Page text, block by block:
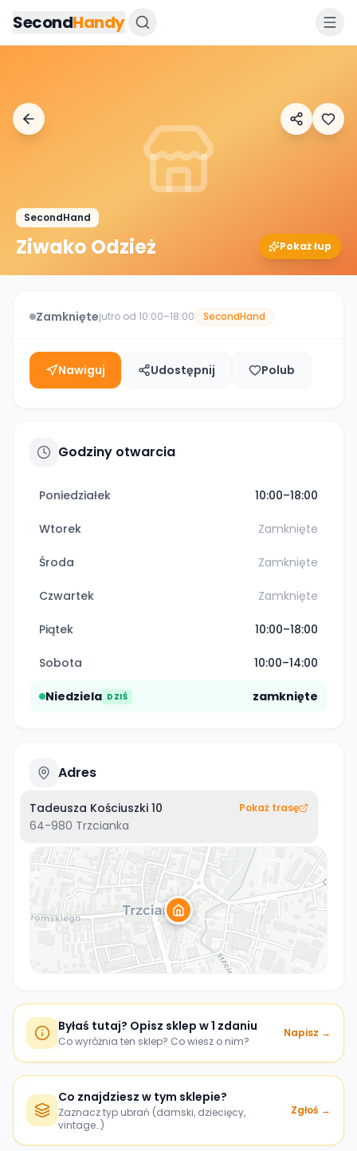
SecondHandy
SecondHand
Ziwako Odzież Pokaż łup
Zamkniętejutro od 10:00–18:00 SecondHand
Nawiguj Udostępnij Polub
Godziny otwarcia
Poniedziałek 10:00–18:00
Wtorek Zamknięte
Środa Zamknięte
Czwartek Zamknięte
Piątek 10:00–18:00
Sobota 10:00–14:00
Niedziela DZIŚ zamknięte
Adres
Tadeusza Kościuszki 10
64-980 Trzcianka
Pokaż trasę
Byłaś tutaj? Opisz sklep w 1 zdaniu
Co wyróżnia ten sklep? Co wiesz o nim?
Napisz →
Co znajdziesz w tym sklepie?
Zaznacz typ ubrań (damski, dziecięcy,
vintage…)
Zgłoś →